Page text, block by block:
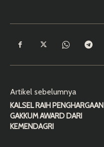
Artikel sebelumnya
KALSEL RAIH PENGHARGAAN
GAKKUM AWARD DARI
KEMENDAGRI